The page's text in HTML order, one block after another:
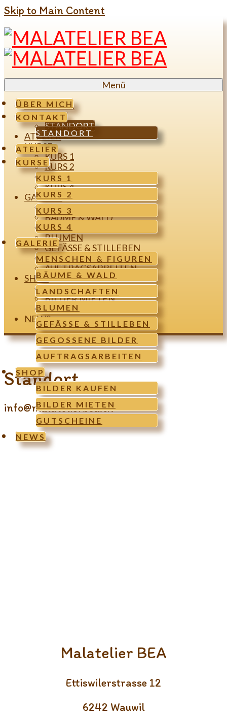
Skip to Main Content
ÜBER MICH
KONTAKT
STANDORT
ATELIER
KURSE
KURS 1
KURS 2
KURS 3
KURS 4
GALERIE
MENSCHEN & FIGUREN
BÄUME & WALD
LANDSCHAFTEN
BLUMEN
GEFÄSSE & STILLEBEN
GEGOSSENE BILDER
AUFTRAGSARBEITEN
SHOP
BILDER KAUFEN
BILDER MIETEN
GUTSCHEINE
NEWS
Menü
ÜBER MICH
KONTAKT
STANDORT
ATELIER
KURSE
KURS 1
KURS 2
KURS 3
KURS 4
GALERIE
MENSCHEN & FIGUREN
BÄUME & WALD
LANDSCHAFTEN
BLUMEN
GEFÄSSE & STILLEBEN
GEGOSSENE BILDER
AUFTRAGSARBEITEN
SHOP
BILDER KAUFEN
BILDER MIETEN
GUTSCHEINE
NEWS
Standort
info@malatelierbea.ch
Malatelier BEA
Ettiswilerstrasse 12
6242 Wauwil